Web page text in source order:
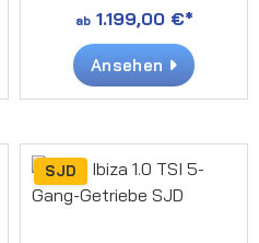
ab1.199,00 €*
Ansehen
SJD